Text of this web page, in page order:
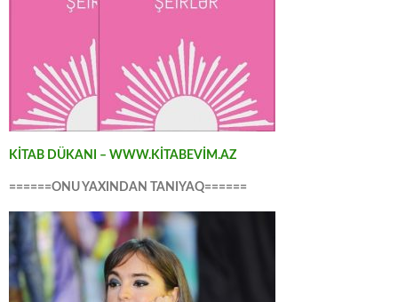
KİTAB DÜKANI – WWW.KİTABEVİM.AZ
======ONU YAXINDAN TANIYAQ======